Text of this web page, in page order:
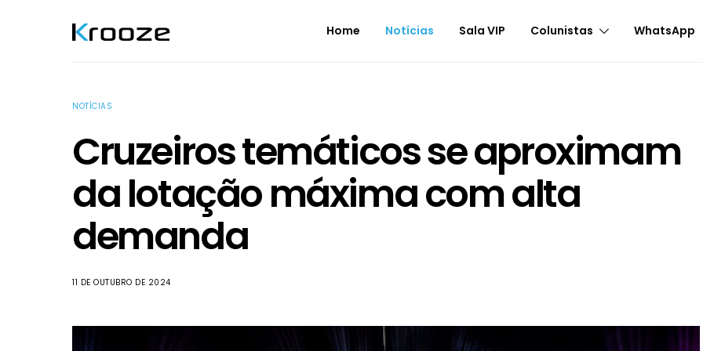
Home Notícias Sala VIP Colunistas WhatsApp
NOTÍCIAS
Cruzeiros temáticos se aproximam
da lotação máxima com alta
demanda
11 DE OUTUBRO DE 2024